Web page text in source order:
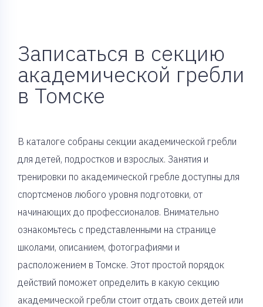
Записаться в секцию
академической гребли
в Томске
В каталоге собраны секции академической гребли
для детей, подростков и взрослых. Занятия и
тренировки по академической гребле доступны для
спортсменов любого уровня подготовки, от
начинающих до профессионалов. Внимательно
ознакомьтесь с представленными на странице
школами, описанием, фотографиями и
расположением в Томске. Этот простой порядок
действий поможет определить в какую секцию
академической гребли стоит отдать своих детей или